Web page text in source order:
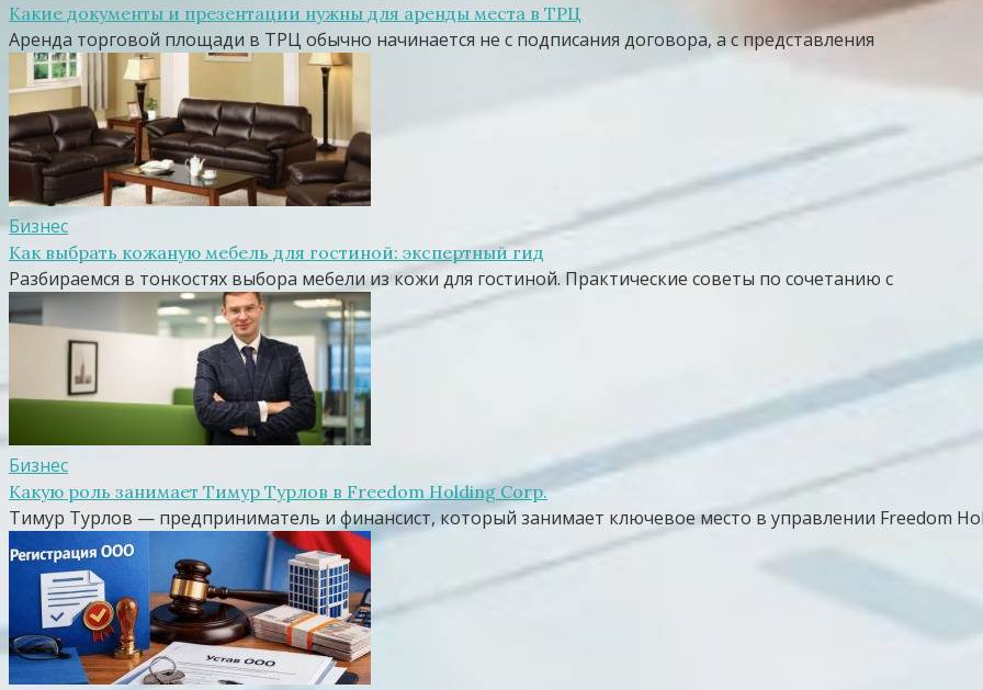
Какие документы и презентации нужны для аренды места в ТРЦ
Аренда торговой площади в ТРЦ обычно начинается не с подписания договора, а с представления
Бизнес
Как выбрать кожаную мебель для гостиной: экспертный гид
Разбираемся в тонкостях выбора мебели из кожи для гостиной. Практические советы по сочетанию с
Бизнес
Какую роль занимает Тимур Турлов в Freedom Holding Corp.
Тимур Турлов — предприниматель и финансист, который занимает ключевое место в управлении Freedom